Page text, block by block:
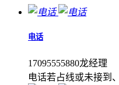
电话
17095555880龙经理
电话若占线或未接到